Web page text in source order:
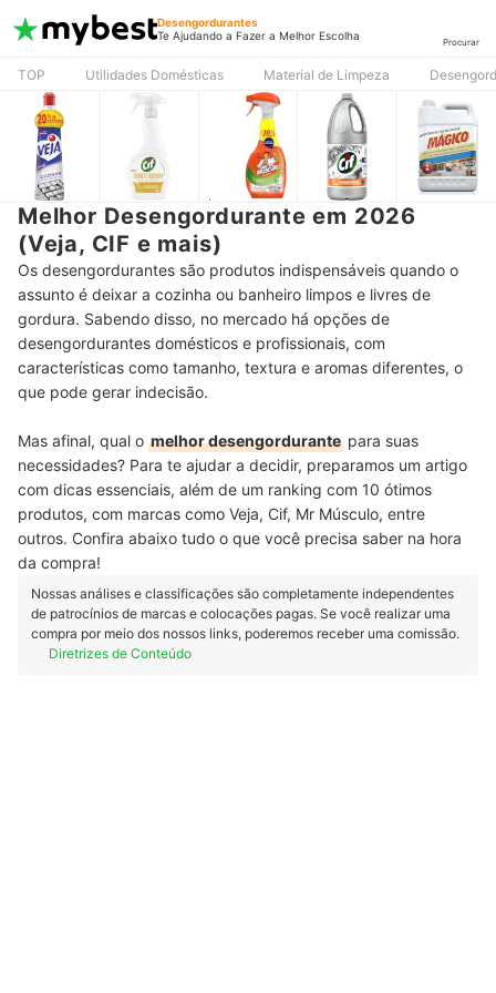
Desengordurantes
Te Ajudando a Fazer a Melhor Escolha
Procurar
TOP Utilidades Domésticas Material de Limpeza
Melhor Desengordurante em 2026
(Veja, CIF e mais)
Os desengordurantes são produtos indispensáveis quando o
assunto é deixar a cozinha ou banheiro limpos e livres de
gordura. Sabendo disso, no mercado há opções de
desengordurantes domésticos e profissionais, com
características como tamanho, textura e aromas diferentes, o
que pode gerar indecisão.
Mas afinal, qual o melhor desengordurante para suas
necessidades? Para te ajudar a decidir, preparamos um artigo
com dicas essenciais, além de um ranking com 10 ótimos
produtos, com marcas como Veja, Cif, Mr Músculo, entre
outros. Confira abaixo tudo o que você precisa saber na hora
da compra!
Nossas análises e classificações são completamente independentes
de patrocínios de marcas e colocações pagas. Se você realizar uma
compra por meio dos nossos links, poderemos receber uma comissão.
Diretrizes de Conteúdo